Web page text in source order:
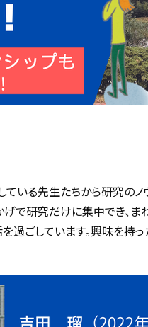
いる先生たちから研究の
で研究だけに集中でき、
過ごしています。興味を持